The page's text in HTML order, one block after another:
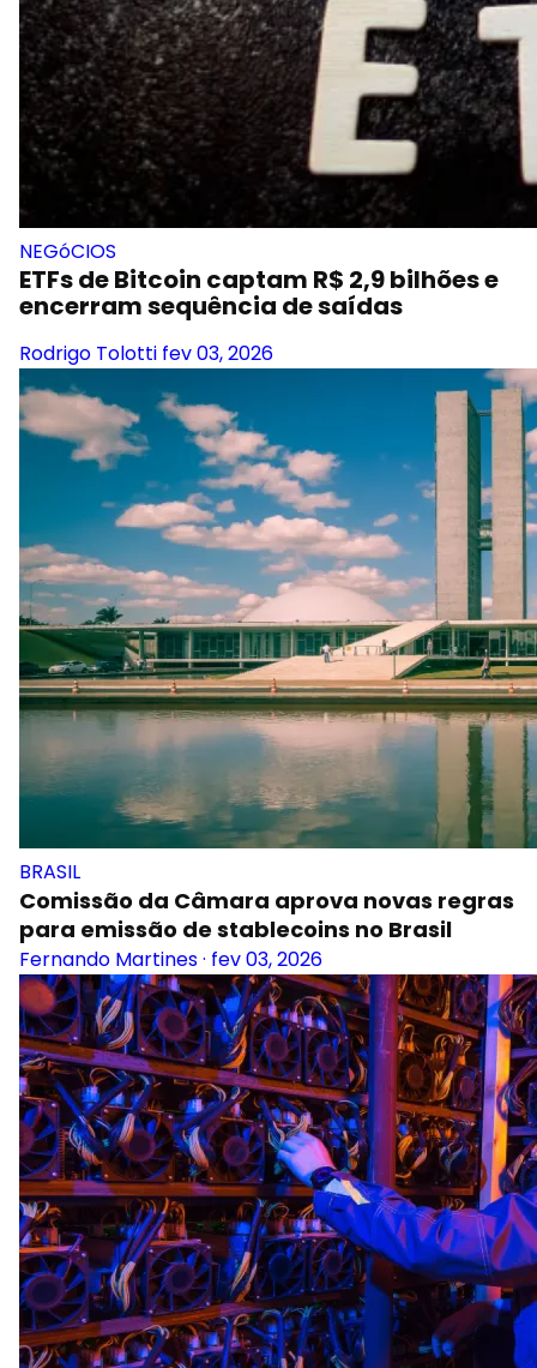
NEGóCIOS
ETFs de Bitcoin captam R$ 2,9 bilhões e
encerram sequência de saídas
Rodrigo Tolotti fev 03, 2026
BRASIL
Comissão da Câmara aprova novas regras
para emissão de stablecoins no Brasil
Fernando Martines· fev 03, 2026